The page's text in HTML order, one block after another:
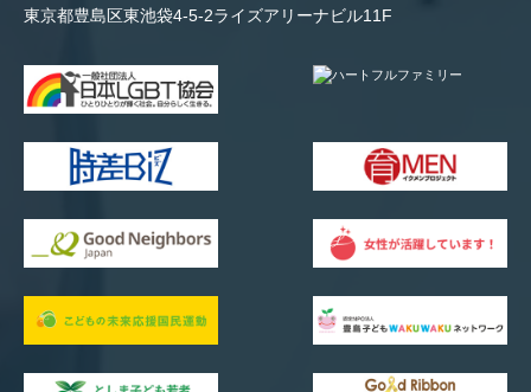
東京都豊島区東池袋4-5-2ライズアリーナビル11F